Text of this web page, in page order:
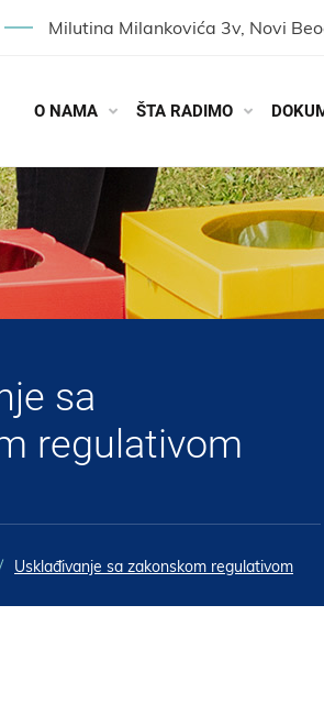
Milutina Milankovića 3v, Novi
O NAMA ŠTA RADIMO
sa
regulativom
Usklađivanje sa zakonskom regulativom